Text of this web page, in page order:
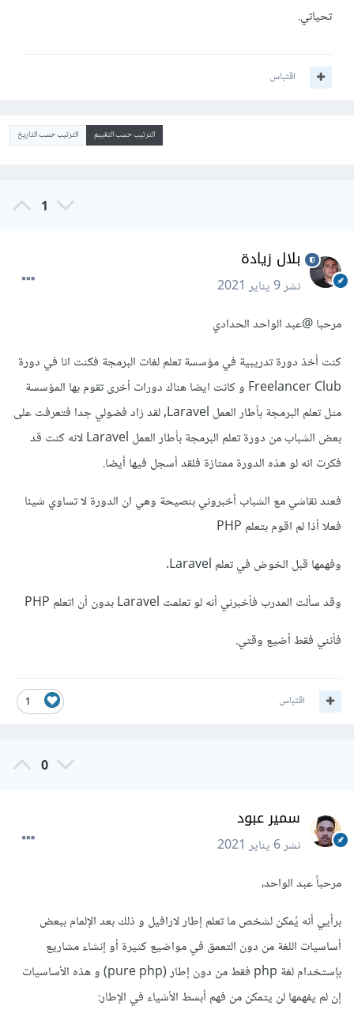
تحياتي.
اقتباس
الترتيب حسب التقييم الترتيب حسب التاريخ
1
بلال زيادة
نشر9 يناير 2021
مرحبا @عبد الواحد الحدادي
كنت أخذ دورة تدريبية في مؤسسة تعلم لغات البرمجة فكنت انا في دورة
Freelancer Club و كانت ايضا هناك دورات أخرى تقوم بها المؤسسة
مثل تعلم البرمجة بأطار العمل Laravel, لقد زاد فضولي جدا فتعرفت على
بعض الشباب من دورة تعلم البرمجة بأطار العمل Laravel لانه كنت قد
فكرت انه لو هذه الدورة ممتازة فلقد أسجل فيها أيضا.
فعند نقاشي مع الشباب أخبروني بنصيحة وهي ان الدورة لا تساوي شيئا
فعلا أذا لم اقوم بتعلم PHP
وفهمها قبل الخوض في تعلم Laravel.
وقد سألت المدرب فأخبرني أنه لو تعلمت Laravel بدون أن اتعلم PHP
فأنني فقط أضيع وقتي.
1 اقتباس
0
سمير عبود
نشر6 يناير 2021
مرحباً عبد الواحد،
برأيي أنه يُمكن لشخص ما تعلم إطار لارافيل و ذلك بعد الإلمام ببعض
أساسيات اللغة من دون التعمق في مواضيع كثيرة أو إنشاء مشاريع
بإستخدام لغة php فقط من دون إطار (pure php) و هذه الأساسيات
إن لم يفهمها لن يتمكن من فهم أبسط الأشياء في الإطار: